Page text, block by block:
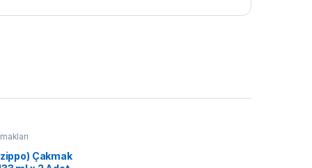
Çakmak